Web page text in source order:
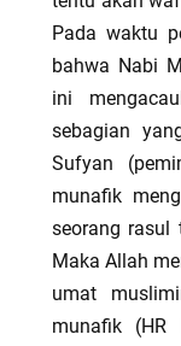
Pada waktu
bahwa Nabi
ini
sebagian
Sufyan
munafik
seorang rasul
Maka Allah
umat
munafik (HR